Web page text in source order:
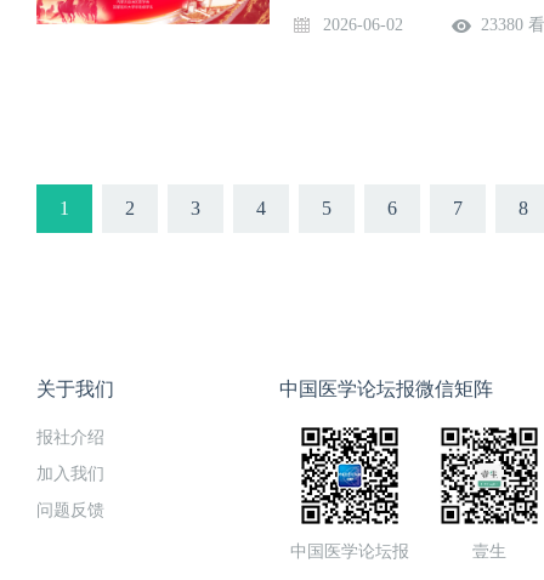
2026-06-02 23380
1 2 3 4 5 6 7 8
关于我们
报社介绍
加入我们
问题反馈
中国医学论坛报微信矩阵
中国医学论坛报 壹生